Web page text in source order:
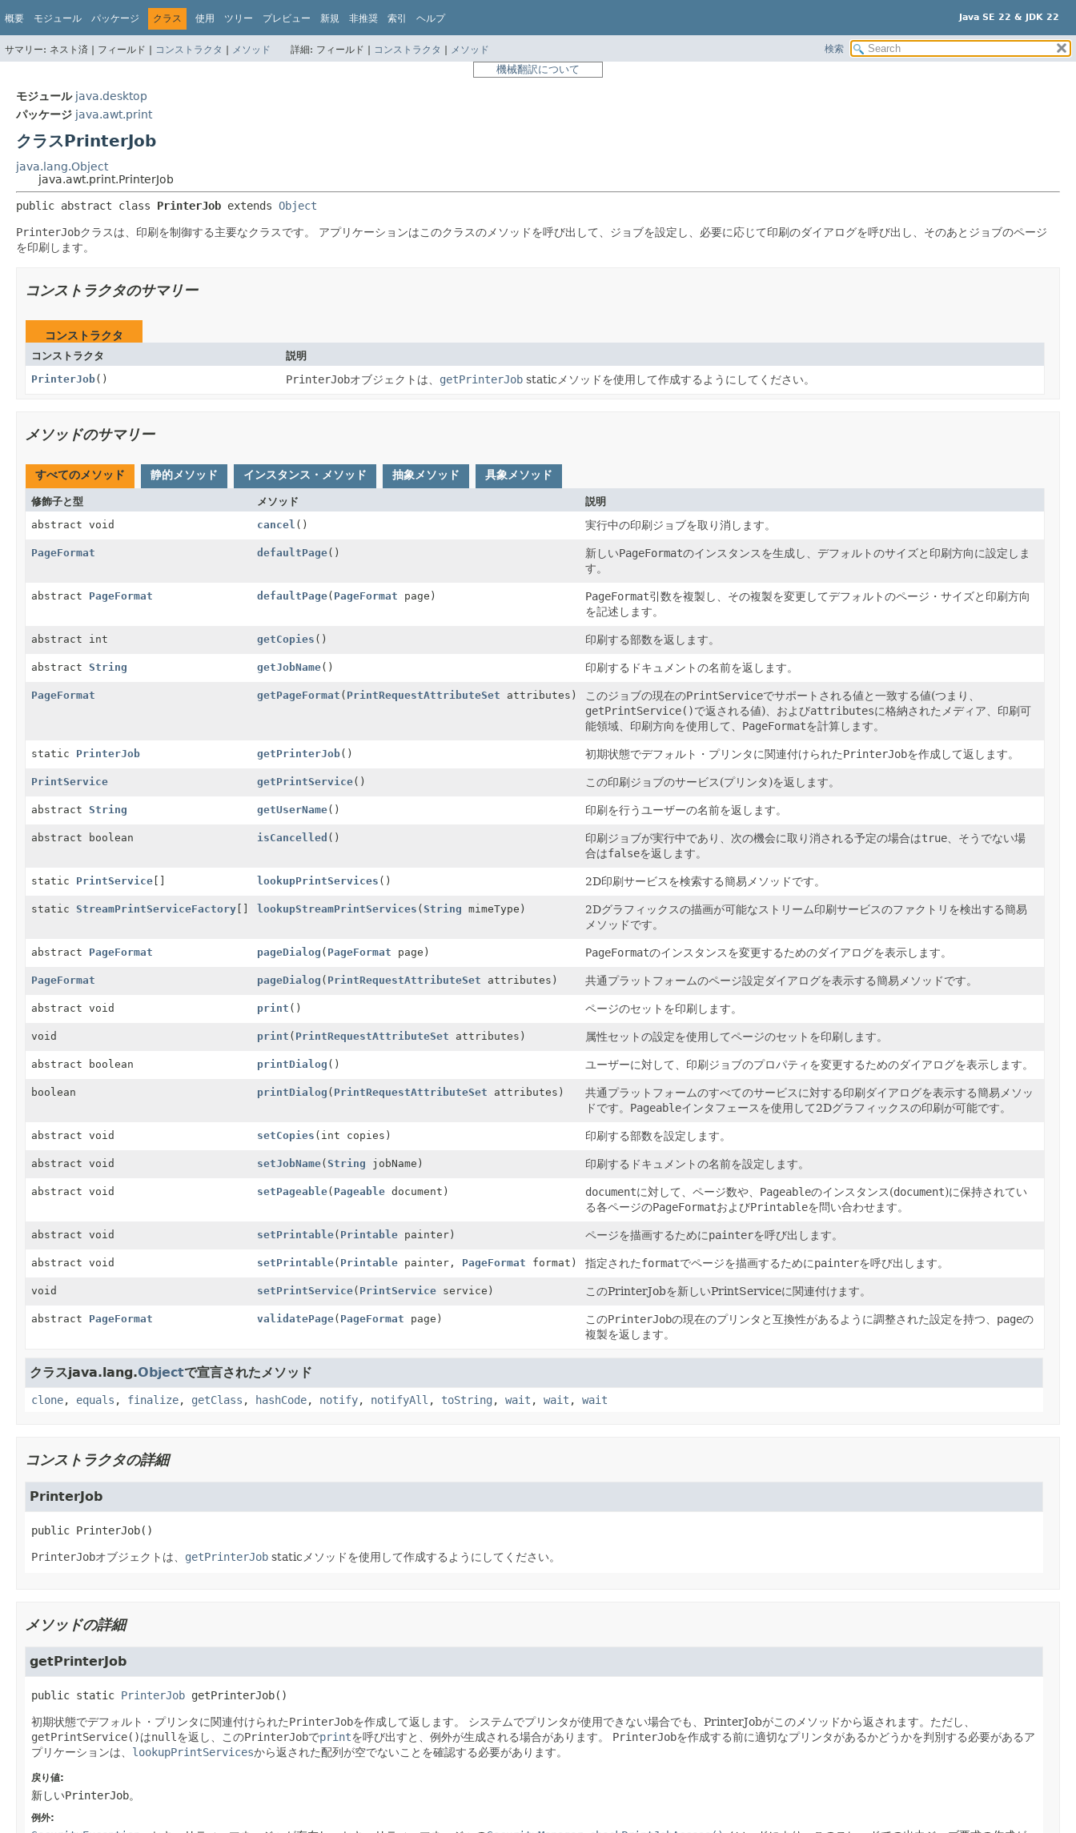
Java SE 22 & JDK 22
概要 モジュール パッケージ クラス 使用 ツリー プレビュー 新規 非推奨 索引 ヘルプ
サマリー: ネスト済 | フィールド | コンストラクタ | メソッド 詳細: フィールド | コンストラクタ | メソッド 検索
機械翻訳について
モジュール java.desktop
パッケージ java.awt.print
クラスPrinterJob
java.lang.Object
java.awt.print.PrinterJob
public abstract class PrinterJob extends Object
PrinterJobクラスは、印刷を制御する主要なクラスです。
アプリケーションはこのクラスのメソッドを呼び出して、ジョブを設定し、必要に応じて印刷のダイアログを呼び出し、そのあとジョブのページ
を印刷します。
コンストラクタのサマリー
コンストラクタ
コンストラクタ
説明
PrinterJob() PrinterJobオブジェクトは、 getPrinterJob staticメソッドを使用して作成するようにしてください。
メソッドのサマリー
すべてのメソッド 静的メソッド インスタンス・メソッド 抽象メソッド 具象メソッド
修飾子と型 メソッド
説明
abstract void
cancel () 実行中の印刷ジョブを取り消します。
PageFormat defaultPage() 新しいPageFormatのインスタンスを生成し、デフォルトのサイズと印刷方向に設定しま
す。
abstract PageFormat defaultPage( PageFormat page) PageFormat引数を複製し、その複製を変更してデフォルトのページ・サイズと印刷方向
を記述します。
abstract int getCopies () 印刷する部数を返します。
abstract String getJobName() 印刷するドキュメントの名前を返します。
PageFormat getPageFormat ( PrintRequestAttributeSet attributes) このジョブの現在のPrintServiceでサポートされる値と一致する値(つまり、
getPrintService()で返される値)、およびattributesに格納されたメディア、印刷可
能領域、印刷方向を使用して、 PageFormatを計算します。
static PrinterJob getPrinterJob() 初期状態でデフォルト・プリンタに関連付けられたPrinterJobを作成して返します。
PrintService getPrintService() この印刷ジョブのサービス(プリンタ)を返します。
abstract String getUserName() 印刷を行うユーザーの名前を返します。
abstract boolean isCancelled () 印刷ジョブが実行中であり、次の機会に取り消される予定の場合はtrue 、そうでない場
合はfalseを返します。
static PrintService [] lookupPrintServices () 2D印刷サービスを検索する簡易メソッドです。
static StreamPrintServiceFactory [] lookupStreamPrintServices (String mimeType)
2Dグラフィックスの描画が可能なストリーム印刷サービスのファクトリを検出する簡易
メソッドです。
abstract PageFormat pageDialog ( PageFormat page) PageFormatのインスタンスを変更するためのダイアログを表示します。
PageFormat pageDialog ( PrintRequestAttributeSet attributes) 共通プラットフォームのページ設定ダイアログを表示する簡易メソッドです。
abstract void print () ページのセットを印刷します。
void print ( PrintRequestAttributeSet attributes) 属性セットの設定を使用してページのセットを印刷します。
abstract boolean printDialog () ユーザーに対して、印刷ジョブのプロパティを変更するためのダイアログを表示します。
boolean printDialog ( PrintRequestAttributeSet attributes)
共通プラットフォームのすべてのサービスに対する印刷ダイアログを表示する簡易メソッ
ドです。 Pageableインタフェースを使用して2Dグラフィックスの印刷が可能です。
abstract void setCopies (int copies) 印刷する部数を設定します。
abstract void setJobName(String jobName) 印刷するドキュメントの名前を設定します。
abstract void setPageable( Pageable document) documentに対して、ページ数や、 Pageableのインスタンス(document)に保持されてい
る各ページのPageFormatおよびPrintableを問い合わせます。
abstract void setPrintable( Printable painter) ページを描画するためにpainterを呼び出します。
abstract void setPrintable( Printable painter, PageFormat format) 指定されたformatでページを描画するためにpainterを呼び出します。
void setPrintService( PrintService service) このPrinterJobを新しいPrintServiceに関連付けます。
abstract PageFormat validatePage( PageFormat page) このPrinterJobの現在のプリンタと互換性があるように調整された設定を持つ、 pageの
複製を返します。
クラスjava.lang.Objectで宣言されたメソッド
clone, equals , finalize, getClass , hashCode, notify, notifyAll , toString , wait , wait , wait
コンストラクタの詳細
PrinterJob
public PrinterJob()
PrinterJobオブジェクトは、 getPrinterJob staticメソッドを使用して作成するようにしてください。
メソッドの詳細
getPrinterJob
public static PrinterJob getPrinterJob()
初期状態でデフォルト・プリンタに関連付けられたPrinterJobを作成して返します。
システムでプリンタが使用できない場合でも、PrinterJobがこのメソッドから返されます。ただし、
getPrintService()はnull を返し、このPrinterJobでprintを呼び出すと、例外が生成される場合があります。 PrinterJobを作成する前に適切なプリンタがあるかどうかを判別する必要があるア
プリケーションは、 lookupPrintServicesから返された配列が空でないことを確認する必要があります。
戻り値:
新しいPrinterJob。
例外: